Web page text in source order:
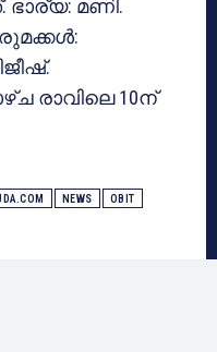
ഭാര്യ: മണി.
രാവിലെ 10ന്
NEWS OBIT